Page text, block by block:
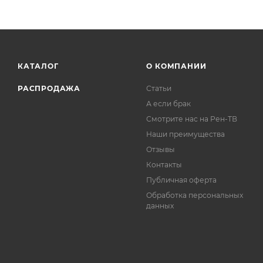
КАТАЛОГ
РАСПРОДАЖА
О КОМПАНИИ
Статьи
А если брак
Смотрите нас на Рен-ТВ
Наши преимущества
Отзывы
Контакты
Публичная оферта
Обработка персональных
данных